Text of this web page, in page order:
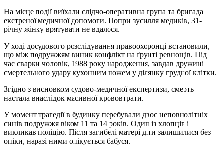
На місце події виїхали слідчо-оперативна група та бригада
екстреної медичної допомоги. Попри зусилля медиків, 31-
річну жінку врятувати не вдалося.
У ході досудового розслідування правоохоронці встановили,
що між подружжям виник конфлікт на ґрунті ревнощів. Під
час сварки чоловік, 1988 року народження, завдав дружині
смертельного удару кухонним ножем у ділянку грудної клітки.
Згідно з висновком судово-медичної експертизи, смерть
настала внаслідок масивної крововтрати.
У момент трагедії в будинку перебували двоє неповнолітніх
синів подружжя віком 11 та 14 років. Один із хлопців і
викликав поліцію. Після загибелі матері діти залишилися без
опіки, наразі ними опікується бабуся.